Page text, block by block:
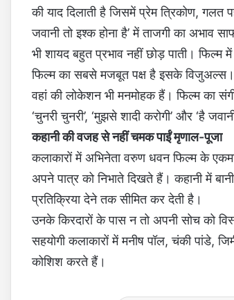
की याद दिलाती है जिसमें प्रेम त्रिकोण, गलत
जवानी तो इश्‍क होना है’ में ताजगी का अभाव
भी शायद बहुत प्रभाव नहीं छोड़ पाती। फिल्‍म
फिल्‍म का सबसे मजबूत पक्ष है इसके
वहां की लोकेशन भी मनमोहक हैं। फिल्म का
‘चुनरी चुनरी’, ‘मुझसे शादी करोगी’ और ‘है
कहानी की वजह से नहीं चमक पाईं मृणाल-पूजा
कलाकारों में अभिनेता वरुण धवन फिल्‍म के
अपने पात्र को निभाते दिखते हैं। कहानी में
प्रतिक्रिया देने तक सीमित कर देती है।
उनके किरदारों के पास न तो अपनी सोच को
सहयोगी कलाकारों में मनीष पॉल, चंकी पांडे,
कोशिश करते हैं।